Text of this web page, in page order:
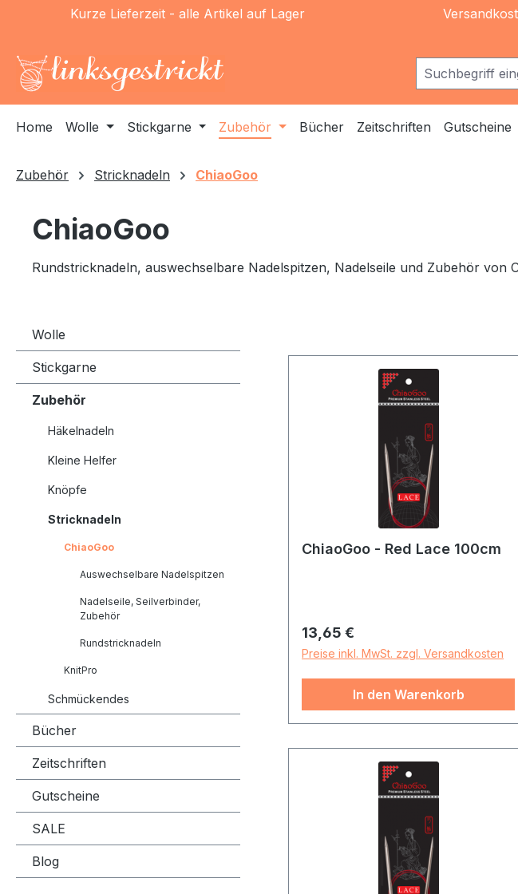
Hauptinhalt springen
Zur Suche springen
Zur Hauptnavigation springen
Kurze Lieferzeit - alle Artikel auf Lager
Home Wolle Stickgarne Zubehör Bücher Zeitschriften Gutscheine
Zubehör Stricknadeln ChiaoGoo
ChiaoGoo
Rundstricknadeln, auswechselbare Nadelspitzen, Nadelseile und Zubehör von
Wolle
Stickgarne
Zubehör
Häkelnadeln
Kleine Helfer
Knöpfe
Stricknadeln
ChiaoGoo
Auswechselbare Nadelspitzen
Nadelseile, Seilverbinder,
Zubehör
Rundstricknadeln
KnitPro
Schmückendes
Bücher
Zeitschriften
Gutscheine
SALE
Blog
ChiaoGoo - Red Lace 100cm
Regulärer Preis:
13,65 €
Preise inkl. MwSt. zzgl. Versandkosten
In den Warenkorb